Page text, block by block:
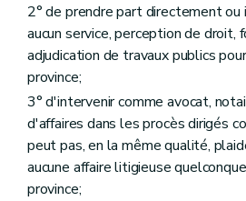
2° de prendre part directement ou
aucun service, perception de droit,
adjudication de travaux publics
province;
3° d'intervenir comme avocat,
d'affaires dans les procès dirigés
peut pas, en la même qualité,
aucune affaire litigieuse
province;